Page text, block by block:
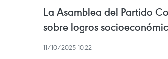
La Asamblea del Partido
sobre logros
11/10/2025 10:22